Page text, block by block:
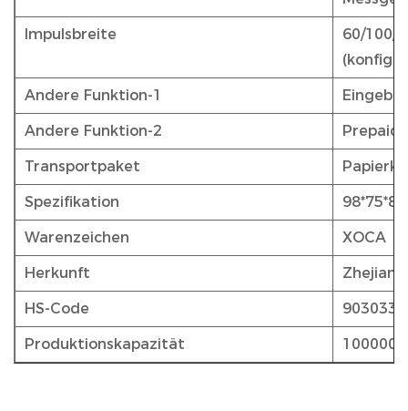
Impulsbreite
60/100/
Andere Funktion-1
Andere Funktion-2 Prepaid
Transportpaket
Spezifikation
Warenzeichen XOCA
Herkunft
HS-Code
Produktionskapazität